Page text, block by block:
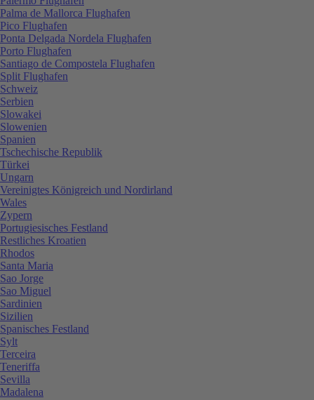
Palma de Mallorca Flughafen
Pico Flughafen
Ponta Delgada Nordela Flughafen
Porto Flughafen
Santiago de Compostela Flughafen
Split Flughafen
Schweiz
Serbien
Slowakei
Slowenien
Spanien
Tschechische Republik
Türkei
Ungarn
Vereinigtes Königreich und Nordirland
Wales
Zypern
Portugiesisches Festland
Restliches Kroatien
Rhodos
Santa Maria
Sao Jorge
Sao Miguel
Sardinien
Sizilien
Spanisches Festland
Sylt
Terceira
Teneriffa
Sevilla
Madalena